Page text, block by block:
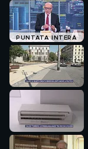
PUNTATA INTERA